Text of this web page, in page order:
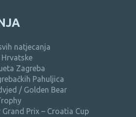
natjecanja
Zagreba
Pahuljica
/ Golden Bear
Grand Prix – Croatia Cup